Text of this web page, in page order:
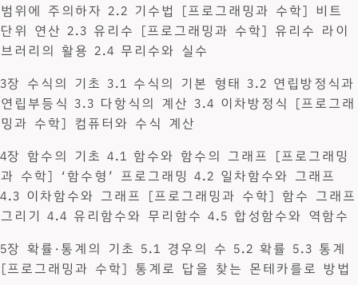
범위에 주의하자 2.2 기수법 [프로그래밍과 수학] 비트
단위 연산 2.3 유리수 [프로그래밍과 수학] 유리수 라이
브러리의 활용 2.4 무리수와 실수
3장 수식의 기초 3.1 수식의 기본 형태 3.2 연립방정식과
연립부등식 3.3 다항식의 계산 3.4 이차방정식 [프로그래
밍과 수학] 컴퓨터와 수식 계산
4장 함수의 기초 4.1 함수와 함수의 그래프 [프로그래밍
과 수학] ‘함수형’ 프로그래밍 4.2 일차함수와 그래프
4.3 이차함수와 그래프 [프로그래밍과 수학] 함수 그래프
그리기 4.4 유리함수와 무리함수 4.5 합성함수와 역함수
5장 확률·통계의 기초 5.1 경우의 수 5.2 확률 5.3 통계
[프로그래밍과 수학] 통계로 답을 찾는 몬테카를로 방법